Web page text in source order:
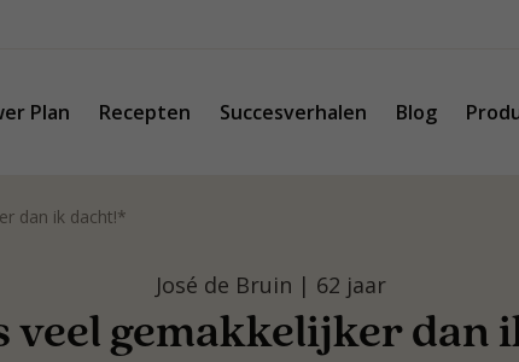
Plan Recepten Succesverhalen Blog
dan ik dacht!*
José de Bruin | 62 jaar
veel gemakkelijker dan